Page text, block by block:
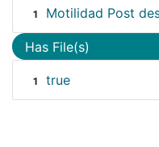
1 Motilidad Post
Has File(s)
1 true